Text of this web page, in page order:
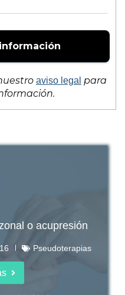
aviso legal para
o acupresión
Pseudoterapias